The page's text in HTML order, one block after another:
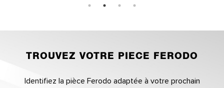
TROUVEZ VOTRE PIECE FERODO
Identifiez la pièce Ferodo adaptée à votre prochain